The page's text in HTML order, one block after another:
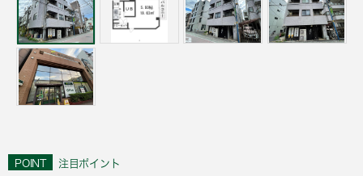
POINT 注目ポイント